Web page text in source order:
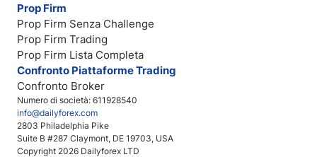
Numero di società: 611928540
info@dailyforex.com
2803 Philadelphia Pike
Suite B #287 Claymont, DE 19703, USA
Copyright 2026 Dailyforex LTD
Prop Firm
Prop Firm Senza Challenge
Prop Firm Trading
Prop Firm Lista Completa
Confronto Piattaforme Trading
Confronto Broker